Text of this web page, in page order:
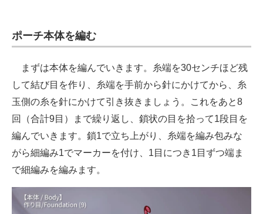
ポーチ本体を編む
まずは本体を編んでいきます。糸端を30センチほど残
して結び目を作り、糸端を手前から針にかけてから、糸
玉側の糸を針にかけて引き抜きましょう。これをあと8
回（合計9目）まで繰り返し、鎖状の目を拾って1段目を
編んでいきます。鎖1で立ち上がり、糸端を編み包みな
がら細編み1でマーカーを付け、1目につき1目ずつ端ま
で細編みを編みます。